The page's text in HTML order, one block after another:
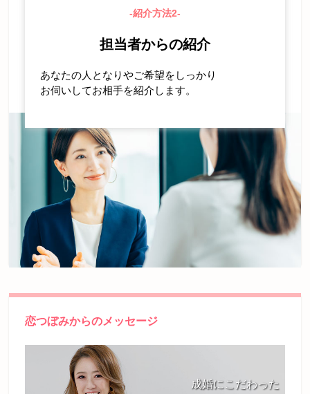
-紹介方法2-
担当者からの紹介
あなたの人となりやご希望をしっかり
お伺いしてお相手を紹介します。
恋つぼみからのメッセージ
成婚にこだわった